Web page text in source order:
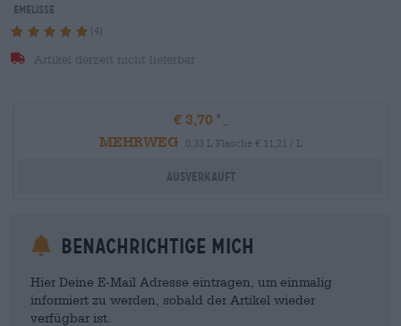
emelisse
(4)
Artikel derzeit nicht lieferbar
€ 3,70
MEHRWEG
0,33 L Flasche € 11,21 / L
Ausverkauft
Benachrichtige mich
Hier Deine E-Mail Adresse eintragen, um einmalig
informiert zu werden, sobald der Artikel wieder
verfügbar ist.